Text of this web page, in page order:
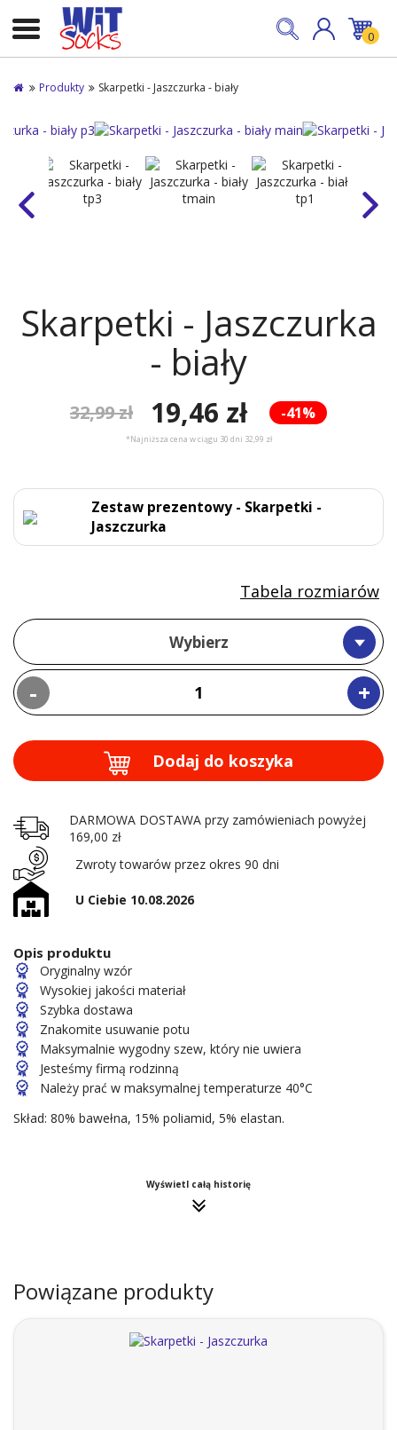
0
Produkty Skarpetki - Jaszczurka - biały
Skarpetki - Jaszczurka
- biały
-41%
32,99 zł 19,46 zł
*Najniższa cena w ciągu 30 dni 32,99 zł
Zestaw prezentowy - Skarpetki -
Jaszczurka
Wybierz
- +
Tabela rozmiarów
Dodaj do koszyka
DARMOWA DOSTAWA przy zamówieniach powyżej
169,00 zł
Zwroty towarów przez okres 90 dni
U Ciebie 10.08.2026
Opis produktu
Oryginalny wzór
Wysokiej jakości materiał
Szybka dostawa
Znakomite usuwanie potu
Maksymalnie wygodny szew, który nie uwiera
Jesteśmy firmą rodzinną
Należy prać w maksymalnej temperaturze 40°C
Skład: 80% bawełna, 15% poliamid, 5% elastan.
Wyświetl całą historię
Powiązane produkty